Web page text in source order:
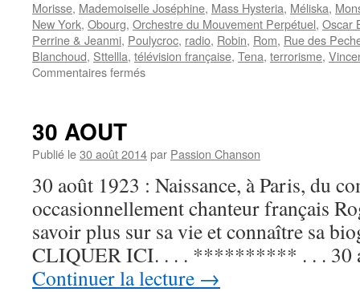
Morisse, Mademoiselle Joséphine, Mass Hysteria, Méliska,
New York, Obourg, Orchestre du Mouvement Perpétuel, Oscar
Perrine & Jeanmi, Poulycroc, radio, Robin, Rom, Rue des
Blanchoud, Sttellla, télévision française, Tena, terrorisme,
Commentaires ferméssur
30 AOUT
Publié le30 août 2014par Passion Chanson
30 août 1923 : Naissance, à Paris, du
occasionnellement chanteur français
savoir plus sur sa vie et connaître sa
CLIQUER ICI. . . . ********** . . . 30
Continuer la lecture →